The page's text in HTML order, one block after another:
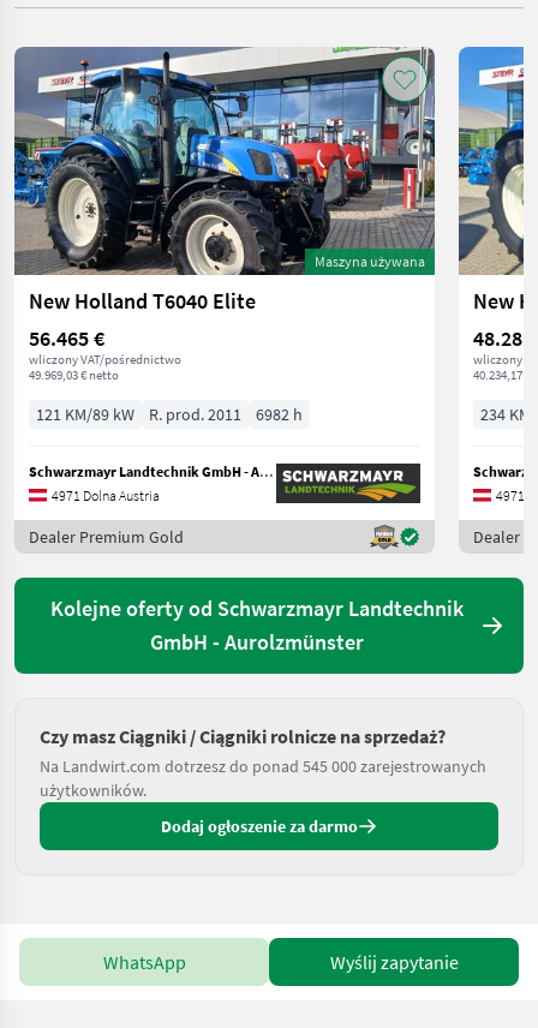
Maszyna używana
New Holland T6040 Elite
56.465 €
wliczony VAT/pośrednictwo
49.969,03 € netto
121 KM/89 kW R. prod. 2011 6982 h
Schwarzmayr Landtechnik GmbH - Aurolzmünster
4971 Dolna Austria
Dealer Premium Gold
New
48.281
wliczony
40.234,17 €
234
4971
Dealer
Kolejne oferty od Schwarzmayr Landtechnik
GmbH - Aurolzmünster
Czy masz Ciągniki / Ciągniki rolnicze na sprzedaż?
Na Landwirt.com dotrzesz do ponad 545 000 zarejestrowanych
użytkowników.
Dodaj ogłoszenie za darmo
WhatsApp Wyślij zapytanie